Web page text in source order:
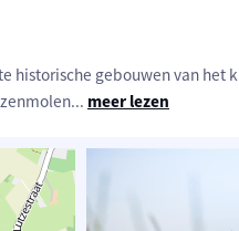
historische gebouwen van het
... meer lezen